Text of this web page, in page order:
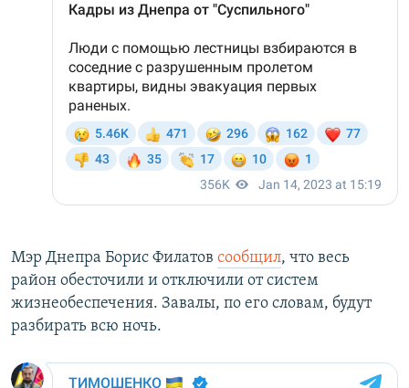
Мэр Днепра Борис Филатов сообщил, что весь
район обесточили и отключили от систем
жизнеобеспечения. Завалы, по его словам, будут
разбирать всю ночь.